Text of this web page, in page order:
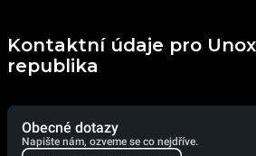
Kontaktní údaje pro
republika
Obecné dotazy
Napište nám, ozveme se co nejdříve.